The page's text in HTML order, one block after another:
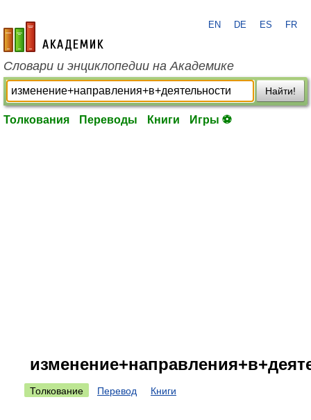
academic.ru
EN DE ES FR
Словари и энциклопедии на Академике
Найти!
Толкования Переводы Книги Игры ⚽
Толкование Перевод Книги